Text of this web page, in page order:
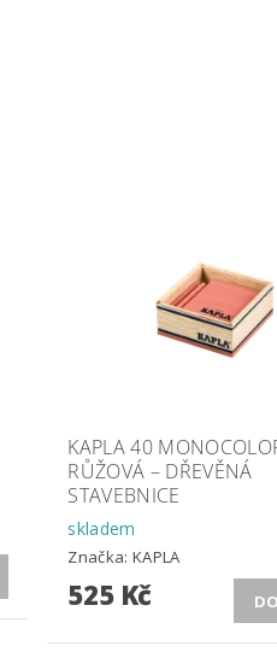
KAPLA 40
RŮŽOVÁ – DŘEVĚNÁ
STAVEBNICE
skladem
Značka:KAPLA
525 Kč